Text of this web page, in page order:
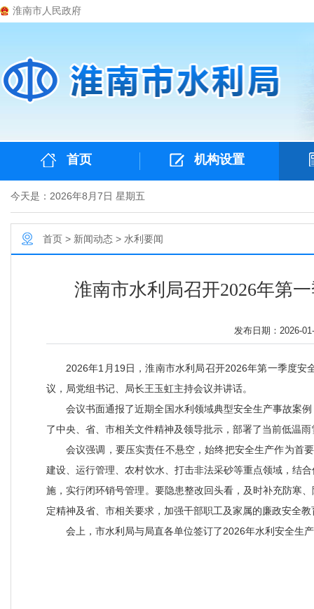
淮南市人民政府
首页 机构设置
今天是：2026年8月7日 星期五
首页 > 新闻动态 > 水利要闻
淮南市水利局召开2026年第
发布日期：2026-
2026年1月19日，淮南市水利局召开2026年第一季度
议，局党组书记、局长王玉虹主持会议并讲话。
会议书面通报了近期全国水利领域典型安全生产事故案
了中央、省、市相关文件精神及领导批示，部署了当前低温
会议强调，要压实责任不悬空，始终把安全生产作为首
建设、运行管理、农村饮水、打击非法采砂等重点领域，结
施，实行闭环销号管理。要隐患整改回头看，及时补充防寒
定精神及省、市相关要求，加强干部职工及家属的廉政安全
会上，市水利局与局直各单位签订了2026年水利安全生